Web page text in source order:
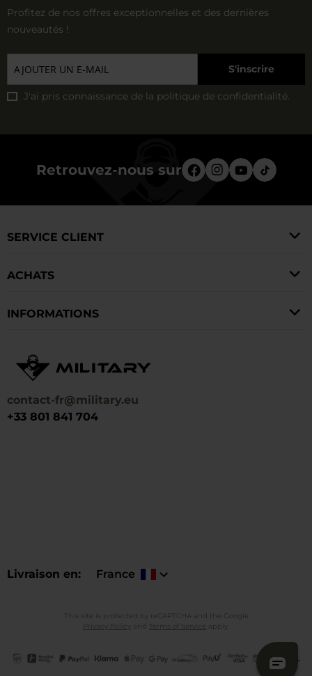
Profitez de nos offres exceptionnelles et des dernières
nouveautés !
S'inscrire
J'ai pris connaissance de la politique de confidentialité.
Retrouvez-nous sur
contact-fr@military.eu
+33 801 841 704
Livraison en France
SERVICE CLIENT
ACHATS
INFORMATIONS
This site is protected by reCAPTCHA and the Google
Privacy Policy
and Terms of Service apply.